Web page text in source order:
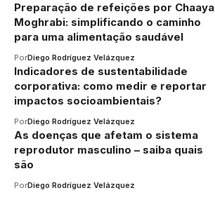
Preparação de refeições por Chaaya
Moghrabi: simplificando o caminho
para uma alimentação saudável
PorDiego Rodríguez Velázquez
Indicadores de sustentabilidade
corporativa: como medir e reportar
impactos socioambientais?
PorDiego Rodríguez Velázquez
As doenças que afetam o sistema
reprodutor masculino – saiba quais
são
PorDiego Rodríguez Velázquez